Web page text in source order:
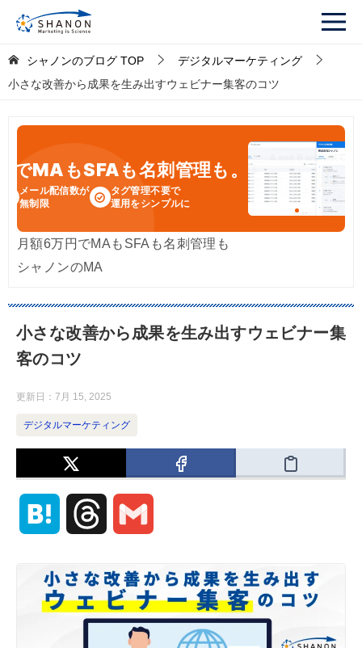
シャノンのブログ TOP
デジタルマーケティング
小さな改善から成果を生み出すウェビナー集客のコツ
でMAもSFAも名刺管理も。
メール配信数が
無制限
タグ管理不要で
運用をシンプルに
月額6万円でMAもSFAも名刺管理も
シャノンのMA
小さな改善から成果を生み出すウェビナー集
客のコツ
更新日： 7月 15, 2025
デジタルマーケティング
t r a